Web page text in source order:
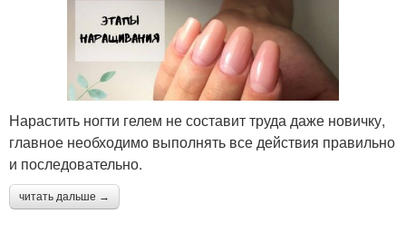
Нарастить ногти гелем не составит труда даже новичку,
главное необходимо выполнять все действия правильно
и последовательно.
читать дальше →